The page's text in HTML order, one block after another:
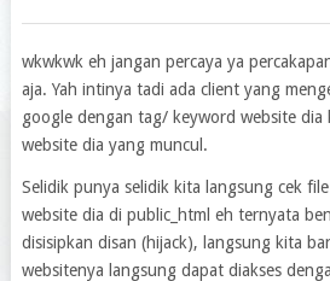
wkwkwk eh jangan percaya ya
aja. Yah intinya tadi ada client yang
google dengan tag/ keyword website dia
website dia yang muncul.
Selidik punya selidik kita langsung cek
website dia di public_html eh ternyata
disisipkan disan (hijack), langsung kita
websitenya langsung dapat diakses